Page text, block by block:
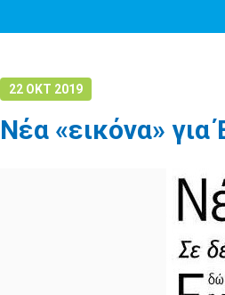
22 ΟΚΤ 2019
Νέα «εικόνα»